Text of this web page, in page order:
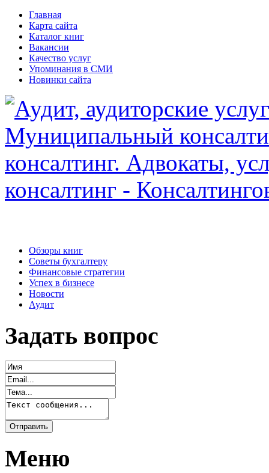
Главная
Карта сайта
Каталог книг
Вакансии
Качество услуг
Упоминания в СМИ
Новинки сайта
Обзоры книг
Советы бухгалтеру
Финансовые стратегии
Успех в бизнесе
Новости
Аудит
Задать вопрос
Меню